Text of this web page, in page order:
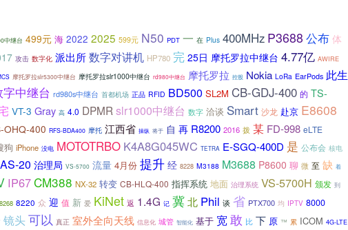
中继台 499元 海 2022 2025 599元 N50 PDT 一 在 Plus 400MHz P3688 公布体
攻击 数字化 派出所数字对讲机 HP780 完 25日 摩托罗拉中继台 4.77亿 AWIRE
摩托罗拉slr5300中继台 摩托罗拉slr1000中继台 rd980中继台 摩托罗拉 控股 Nokia LoRa EarPods 此生
字中继台 rd980s中继台 首都机场 正品 RFID BD500 SL2M CB-GDJ-400 的 TS-
VT-3 Gray 高 4.0 DPMR slr1000中继台 数字 洽谈 Smart 沙龙 赴京 E8608
OHQ-400 RFS-BDA400 摩托 江西省 操纵 将于 自 再 R8200 2016 拨 某 FD-998 eLTE
狗 iPhone 没电 MOTOTRBO K4A8G045WC TETRA E-SGQ-400D 是 公布会 核电
20 治理局 VS-5700 流量 4月份 提升 经 8228 M3188 M3688 P8600 聊 微 至 缺 着
IP67CM388 NX-32 转变 CB-HLQ-400 指挥系统 地面 治理系统 VS-5700H 颁发 到
8268 8220 众 迎 值 新 爱 KiNet 返 1.4G 记 冀北 Phil 谈 省 PTX700 均 IPTV 8000
镜头可以 真正 室外全向天线 信息化 城管 智能化 基于 宽敢 比 下 原 ™ 累 ICOM 4G-LTE